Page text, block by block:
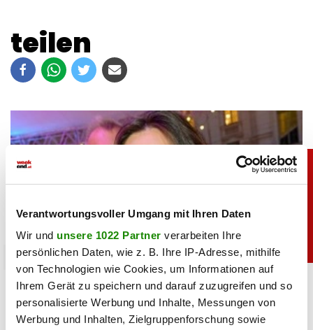
Verantwortungsvoller Umgang mit Ihren Daten
Wir und unsere 1022 Partner verarbeiten Ihre
persönlichen Daten, wie z. B. Ihre IP-Adresse, mithilfe
von Technologien wie Cookies, um Informationen auf
Ihrem Gerät zu speichern und darauf zuzugreifen und so
personalisierte Werbung und Inhalte, Messungen von
Werbung und Inhalten, Zielgruppenforschung sowie
teilen
promitalk
Lili Paul-Roncalli ganz privat: So sieht man sie
nur selten